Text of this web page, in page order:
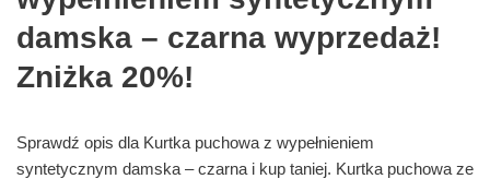
damska – czarna wyprzedaż!
Zniżka 20%!
Sprawdź opis dla Kurtka puchowa z wypełnieniem
syntetycznym damska – czarna i kup taniej. Kurtka puchowa ze